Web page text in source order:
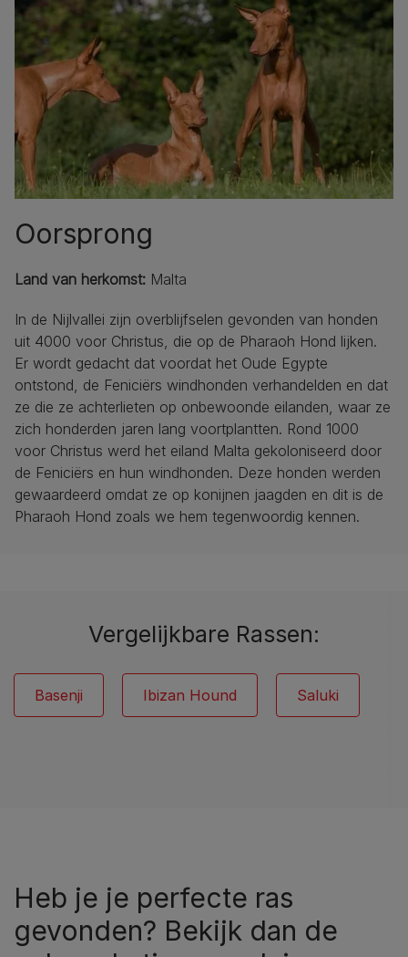
Oorsprong
Land van herkomst: Malta
In de Nijlvallei zijn overblijfselen gevonden van honden
uit 4000 voor Christus, die op de Pharaoh Hond lijken.
Er wordt gedacht dat voordat het Oude Egypte
ontstond, de Feniciërs windhonden verhandelden en dat
ze die ze achterlieten op onbewoonde eilanden, waar ze
zich honderden jaren lang voortplantten. Rond 1000
voor Christus werd het eiland Malta gekoloniseerd door
de Feniciërs en hun windhonden. Deze honden werden
gewaardeerd omdat ze op konijnen jaagden en dit is de
Pharaoh Hond zoals we hem tegenwoordig kennen.
Vergelijkbare Rassen:
Basenji Ibizan Hound Saluki
Heb je je perfecte ras
gevonden? Bekijk dan de